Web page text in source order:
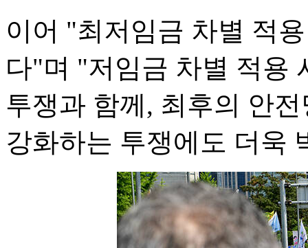
이어 "최저임금 차별 적
다"며 "저임금 차별 적용
투쟁과 함께, 최후의 안
강화하는 투쟁에도 더욱